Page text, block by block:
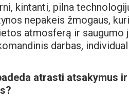
kintanti, pilna
nepakeis žmogaus,
atmosferą ir saugumo
darbas,
atrasti atsakymus